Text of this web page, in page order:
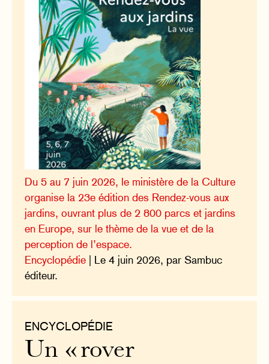
Du 5 au 7 juin 2026, le ministère de la Culture
organise la 23e édition des Rendez-vous aux
jardins, ouvrant plus de 2 800 parcs et jardins
en Europe, sur le thème de la vue et de la
perception de l’espace.
Encyclopédie | Le 4 juin 2026, par Sambuc
éditeur.
ENCYCLOPÉDIE
Un « rover